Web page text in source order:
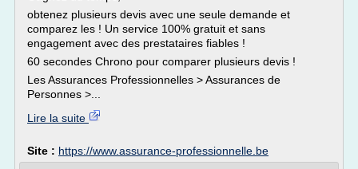
obtenez plusieurs devis avec une seule demande et
comparez les ! Un service 100% gratuit et sans
engagement avec des prestataires fiables !
60 secondes Chrono pour comparer plusieurs devis !
Les Assurances Professionnelles > Assurances de
Personnes >...
Lire la suite
Site : https://www.assurance-professionnelle.be